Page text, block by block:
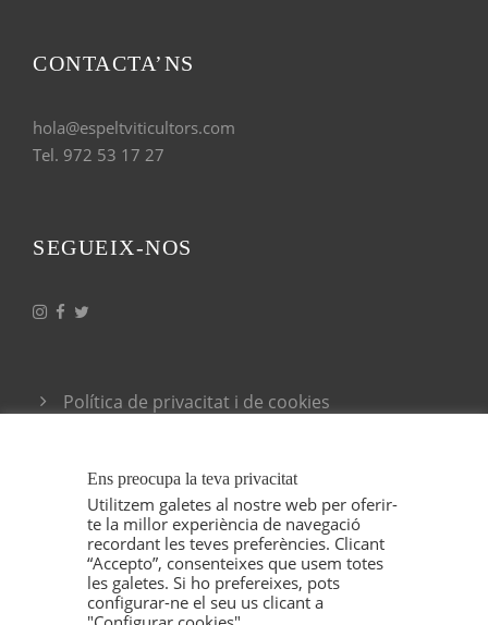
CONTACTA’NS
hola@espeltviticultors.com
Tel. 972 53 17 27
SEGUEIX-NOS
Política de privacitat i de cookies
Ens preocupa la teva privacitat
Utilitzem galetes al nostre web per oferir-
te la millor experiència de navegació
recordant les teves preferències. Clicant
“Accepto”, consenteixes que usem totes
les galetes. Si ho prefereixes, pots
configurar-ne el seu us clicant a